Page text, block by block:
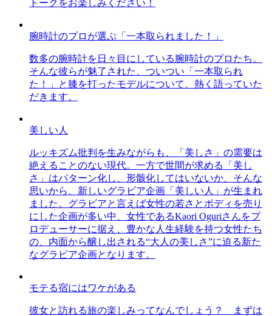
トークをお楽しみください！
腕時計のプロが選ぶ「一本取られました！」
数多の腕時計を日々目にしている腕時計のプロたち。
そんな彼らが魅了された、ついつい「一本取られ
た！」と膝を打ったモデルについて、熱く語っていた
だきます。
美しい人
ルッキズム批判を生みながらも、「美しさ」の需要は
絶えることのない現代。一方で世間が求める「美し
さ」はパターン化し、形骸化してはいないか、そんな
思いから、新しいグラビア企画「美しい人」が生まれ
ました。グラビアと言えば女性の若さとボディを売り
にした企画が多い中、女性であるKaori Oguriさんをプ
ロデューサーに据え、豊かな人生経験を持つ女性たち
の、内面から醸し出される“大人の美しさ”に迫る新た
なグラビア企画となります。
モテる宿にはワケがある
彼女と訪れる旅の楽しみってなんでしょう？ まずは